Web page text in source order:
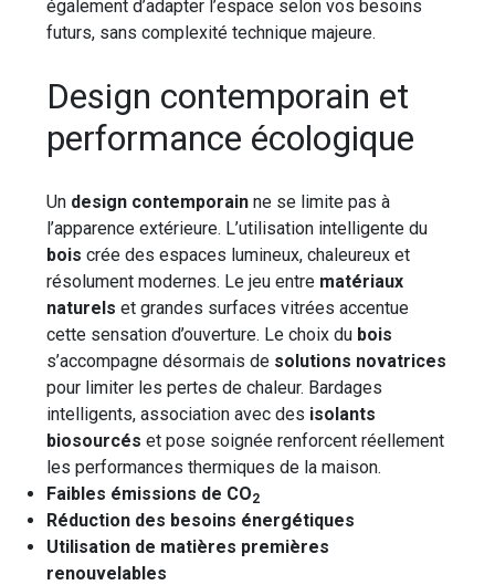
également d’adapter l’espace selon vos besoins
futurs, sans complexité technique majeure.
Design contemporain et
performance écologique
Un design contemporain ne se limite pas à
l’apparence extérieure. L’utilisation intelligente du
bois crée des espaces lumineux, chaleureux et
résolument modernes. Le jeu entre matériaux
naturels et grandes surfaces vitrées accentue
cette sensation d’ouverture. Le choix du bois
s’accompagne désormais de solutions novatrices
pour limiter les pertes de chaleur. Bardages
intelligents, association avec des isolants
biosourcés et pose soignée renforcent réellement
les performances thermiques de la maison.
Faibles émissions de CO2
Réduction des besoins énergétiques
Utilisation de matières premières
renouvelables